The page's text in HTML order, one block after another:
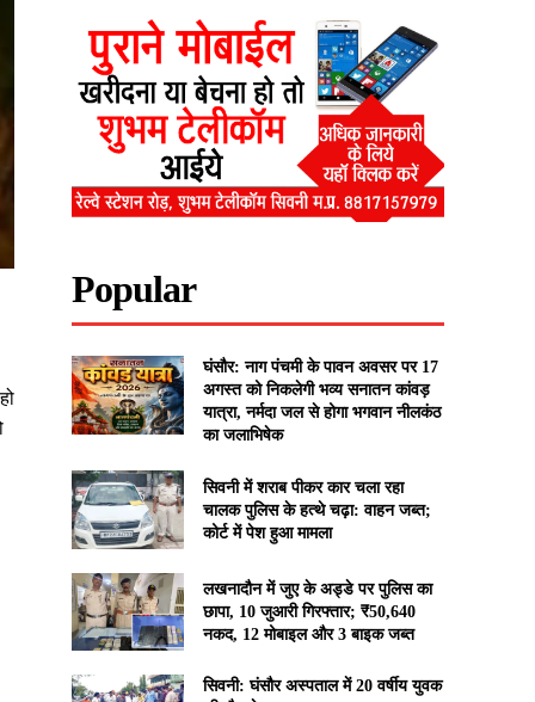
Popular
घंसौर: नाग पंचमी के पावन अवसर पर 17
अगस्त को निकलेगी भव्य सनातन कांवड़
यात्रा, नर्मदा जल से होगा भगवान नीलकंठ
का जलाभिषेक
सिवनी में शराब पीकर कार चला रहा
चालक पुलिस के हत्थे चढ़ा: वाहन जब्त;
कोर्ट में पेश हुआ मामला
लखनादौन में जुए के अड्डे पर पुलिस का
छापा, 10 जुआरी गिरफ्तार; ₹50,640
नकद, 12 मोबाइल और 3 बाइक जब्त
सिवनी: घंसौर अस्पताल में 20 वर्षीय युवक